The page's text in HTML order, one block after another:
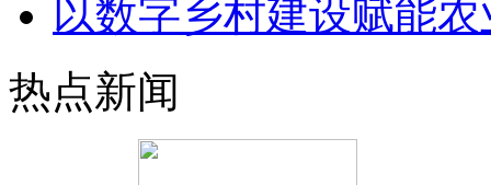
以数字乡村建设赋能
热点新闻